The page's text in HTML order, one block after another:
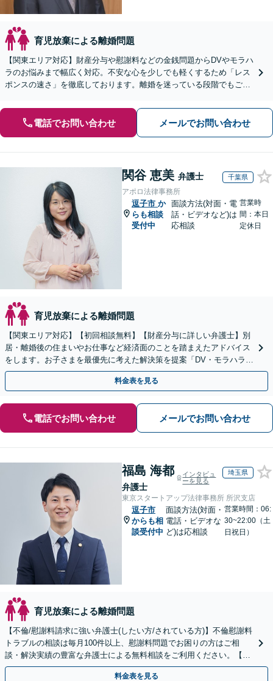
育児放棄による離婚問題
【関東エリア対応】財産分与や慰謝料などの金銭問題からDVやモラハ
ラのお悩みまで幅広く対応。不安な心を少しでも軽くするため「レス
ポンスの速さ」を徹底しております。離婚を迷っている段階でもご相
電話でお問い合わせ メールでお問い合わせ
関谷 恵美 弁護士 千葉県
アポロ法律事務所
逗子市 か
らも相談
受付中
面談方法(対面・電
話・ビデオなど)は
応相談
営業時
間：本日
定休日
育児放棄による離婚問題
【関東エリア対応】【初回相談無料】【財産分与に詳しい弁護士】別
居・離婚後の住まいやお仕事など経済面のことを踏まえたアドバイス
をします。お子さまを最優先に考えた解決策を提案「DV・モラハラに
悩む方を徹底サポート」【完全個室】【休日夜間面談可】
料金表を見る
電話でお問い合わせ メールでお問い合わせ
福島 海都
弁護士
インタビュ
ーを見る
埼玉県
東京スタートアップ法律事務所 所沢支店
逗子市
からも相
談受付中
面談方法(対面・
電話・ビデオな
ど)は応相談
営業時間：06:
30~22:00（土
日祝日）
育児放棄による離婚問題
【不倫/慰謝料請求に強い弁護士(したい方/されている方)】不倫慰謝料
トラブルの相談は毎月100件以上、慰謝料問題でお困りの方はご相
談・解決実績の豊富な弁護士による無料相談をご利用ください。【不
倫相談は初回0円】【全国対応】
料金表を見る